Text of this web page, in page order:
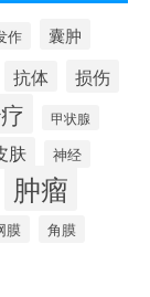
作 囊肿
抗体 损伤
甲状腺
肤 神经
肿瘤
膜 角膜